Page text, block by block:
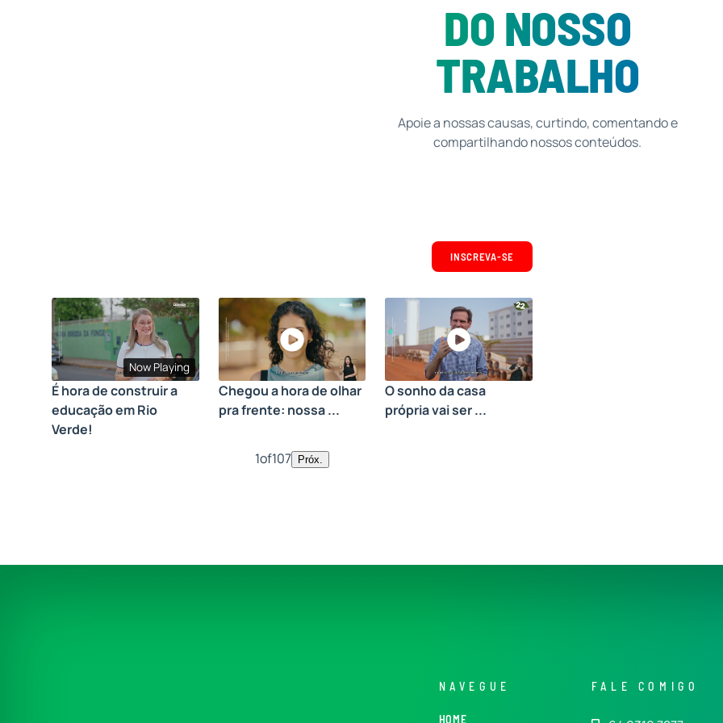
DO NOSSO
TRABALHO
Apoie a nossas causas, curtindo, comentando e
compartilhando nossos conteúdos.
INSCREVA-SE
Now Playing
É hora de construir a
educação em Rio
Verde!
Chegou a hora de olhar
pra frente: nossa ...
O sonho da casa
própria vai ser ...
1of107 Próx.
NAVEGUE
HOME
FALE COMIGO